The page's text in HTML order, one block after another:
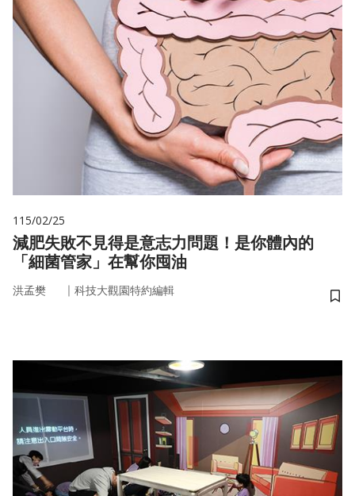
115/02/25
減肥失敗不見得是意志力問題！是你體內的
「細菌管家」在幫你囤油
洪孟樊 ｜ 科技大觀園特約編輯
儲